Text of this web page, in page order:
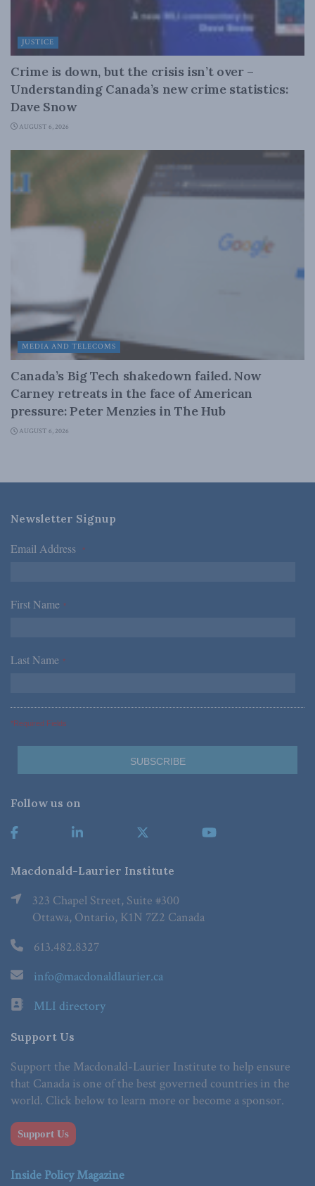
JUSTICE
Crime is down, but the crisis isn’t over –
Understanding Canada’s new crime statistics:
Dave Snow
AUGUST 6, 2026
MEDIA AND TELECOMS
Canada’s Big Tech shakedown failed. Now
Carney retreats in the face of American
pressure: Peter Menzies in The Hub
AUGUST 6, 2026
Newsletter Signup
Email Address *
First Name *
Last Name *
*Required Fields
Follow us on
Macdonald-Laurier Institute
323 Chapel Street, Suite #300
Ottawa, Ontario, K1N 7Z2 Canada
613.482.8327
info@macdonaldlaurier.ca
MLI directory
Support Us
Support the Macdonald-Laurier Institute to help ensure
that Canada is one of the best governed countries in the
world. Click below to learn more or become a sponsor.
Support Us
Inside Policy Magazine